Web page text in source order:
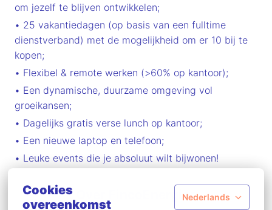
Cookies
overeenkomst
Nederlands
om jezelf te blijven ontwikkelen;
• 25 vakantiedagen (op basis van een fulltime
dienstverband) met de mogelijkheid om er 10 bij te
kopen;
• Flexibel & remote werken (>60% op kantoor);
• Een dynamische, duurzame omgeving vol
groeikansen;
• Dagelijks gratis verse lunch op kantoor;
• Een nieuwe laptop en telefoon;
• Leuke events die je absoluut wilt bijwonen!
Over FincoEnergies